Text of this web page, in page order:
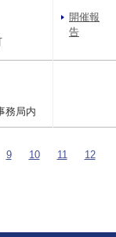
開催報
告
務局内
9 10 11
12